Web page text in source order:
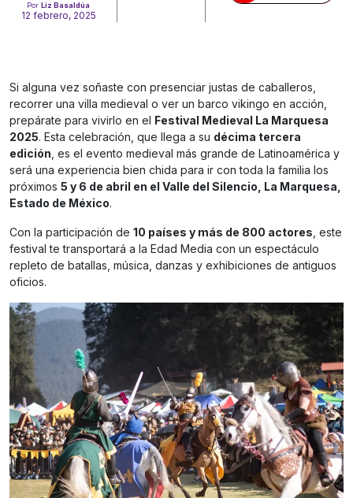
Por Liz Basaldúa
12 febrero, 2025
Si alguna vez soñaste con presenciar justas de caballeros,
recorrer una villa medieval o ver un barco vikingo en acción,
prepárate para vivirlo en el
Festival Medieval La Marquesa
2025. Esta celebración, que llega a su décima tercera
edición, es el evento medieval más grande de Latinoamérica y
será una experiencia bien chida para ir con toda la familia los
próximos 5 y 6 de abril en el Valle del Silencio, La Marquesa,
Estado de México.
Con la participación de 10 países y más de 800 actores, este
festival te transportará a la Edad Media con un espectáculo
repleto de batallas, música, danzas y exhibiciones de antiguos
oficios.